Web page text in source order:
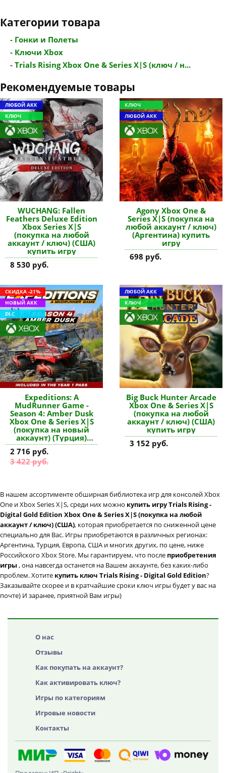
Категории товара
- Гонки и Полеты
- Ключи Xbox
- Trials Rising Xbox One & Series X|S (ключ / н...
Рекомендуемые товары
ЛЮБОЙ АКК
КЛЮЧ
WUCHANG: Fallen
Feathers Deluxe Edition
Xbox Series X|S
(покупка на любой
аккаунт / ключ) (США)
купить игру
8 530 руб.
КЛЮЧ
ЛЮБОЙ АКК
Agony Xbox One &
Series X|S (покупка на
любой аккаунт / ключ)
(Аргентина) купить
игру
698 руб.
СКИДКА -21%
НОВЫЙ АКК
DLC
Expeditions: A
MudRunner Game -
Season 4: Amber Dusk
Xbox One & Series X|S
(покупка на новый
аккаунт) (Турция)
купить дополнение
2 716 руб.
3 422 руб.
ЛЮБОЙ АКК
КЛЮЧ
Big Buck Hunter Arcade
Xbox One & Series X|S
(покупка на любой
аккаунт / ключ) (США)
купить игру
3 152 руб.
В нашем ассортименте обширная библиотека игр для консолей Xbox
One и Xbox Series X|S, среди них можно купить игру Trials Rising -
Digital Gold Edition Xbox One & Series X|S (покупка на любой
аккаунт / ключ) (США), которая приобретается по сниженной цене
специально для Вас. Игры приобретаются в различных регионах:
Аргентина, Турция, Европа, США и многих других, по цене, ниже
Российского Xbox Store. Мы гарантируем, что после приобретения
игры , она навсегда останется на Вашем аккаунте, без каких-либо
проблем. Хотите купить ключ Trials Rising - Digital Gold Edition?
Заказывайте скорее и в кратчайшие сроки ключ игры будет у вас на
почте) И заранее, приятной Вам игры)
О нас
Отзывы
Как покупать на аккаунт?
Как активировать ключ?
Игры по категориям
Игровые новости
Контакты